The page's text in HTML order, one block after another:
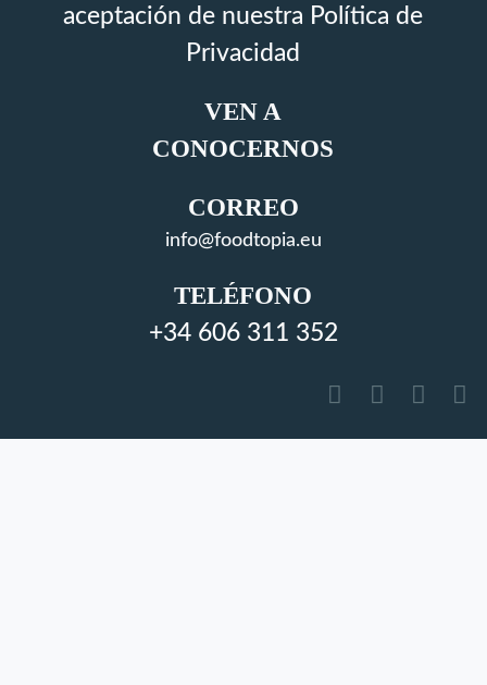
aceptación de nuestra Política de
Privacidad
VEN A
CONOCERNOS
CORREO
info@foodtopia.eu
TELÉFONO
+34 606 311 352